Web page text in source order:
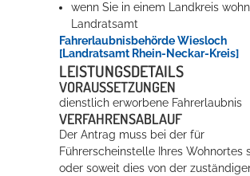
Erleben in Hockenheim
Spaß unter prickelnden Wasserfällen, das
Wellenbecken oder doch lieber die pure
Sprudelliege im Solebecken?
wenn Sie in einem Landkreis
Landratsamt
Fahrerlaubnisbehörde Wiesloch
[Landratsamt Rhein-Neckar-Kreis]
LEISTUNGSDETAILS
VORAUSSETZUNGEN
dienstlich erworbene Fahrerlaubnis
VERFAHRENSABLAUF
Der Antrag muss bei der für
Führerscheinstelle Ihres Wohnortes
oder soweit dies von der